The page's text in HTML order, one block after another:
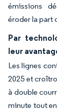
émissions
éroder la part
Par
leur
Les lignes
2025 et
à double
minute tout